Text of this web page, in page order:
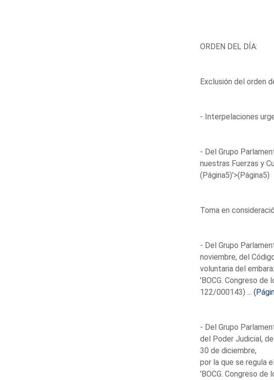
ORDEN DEL DÍA:
Exclusión del orden
- Interpelaciones
- Del Grupo
nuestras Fuerzas y
(Página5)'>(Página5)
Toma en
- Del Grupo
noviembre, del
voluntaria del
'BOCG. Congreso de
122/000143) ...
- Del Grupo
del Poder Judicial,
30 de diciembre,
por la que se regula
'BOCG. Congreso